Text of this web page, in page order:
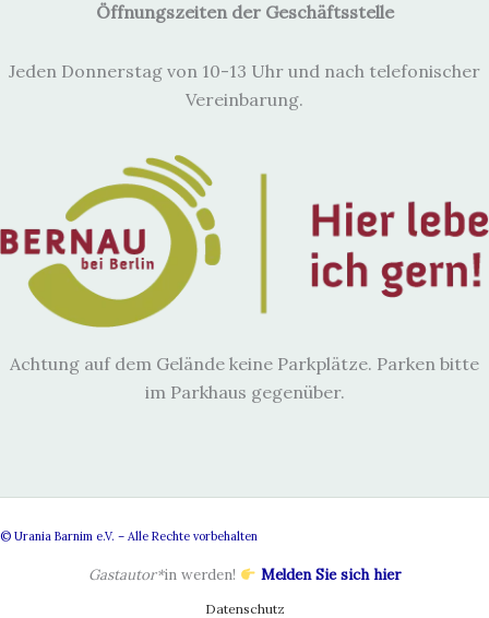
Öffnungszeiten der Geschäftsstelle
Jeden Donnerstag von 10-13 Uhr und nach telefonischer
Vereinbarung.
Achtung auf dem Gelände keine Parkplätze. Parken bitte
im Parkhaus gegenüber.
© Urania Barnim e.V. – Alle Rechte vorbehalten
Gastautor*in werden! Melden Sie sich hier
Datenschutz